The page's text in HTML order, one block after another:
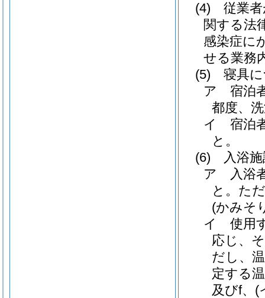
(4)
従業
関する法
感染症に
せる業務
(5)
寝具
ア
宿泊
都度、
イ
宿泊
と。
(6)
入浴
ア
入浴
と。 た
(かみそ
イ
使用
応じ、
だし、
定する
及びf、 (